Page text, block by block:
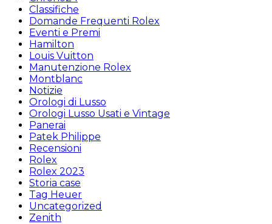
Classifiche
Domande Frequenti Rolex
Eventi e Premi
Hamilton
Louis Vuitton
Manutenzione Rolex
Montblanc
Notizie
Orologi di Lusso
Orologi Lusso Usati e Vintage
Panerai
Patek Philippe
Recensioni
Rolex
Rolex 2023
Storia case
Tag Heuer
Uncategorized
Zenith